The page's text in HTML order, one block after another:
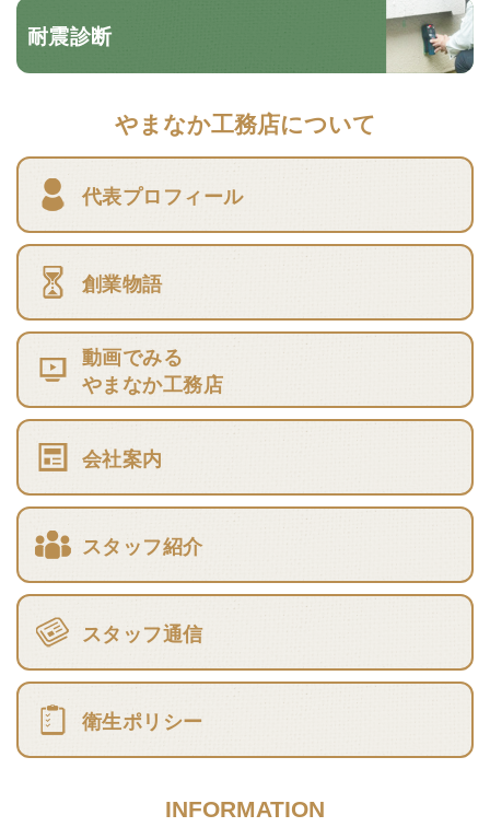
耐震診断
やまなか工務店について
代表プロフィール
創業物語
動画でみる
やまなか工務店
会社案内
スタッフ紹介
スタッフ通信
衛生ポリシー
INFORMATION